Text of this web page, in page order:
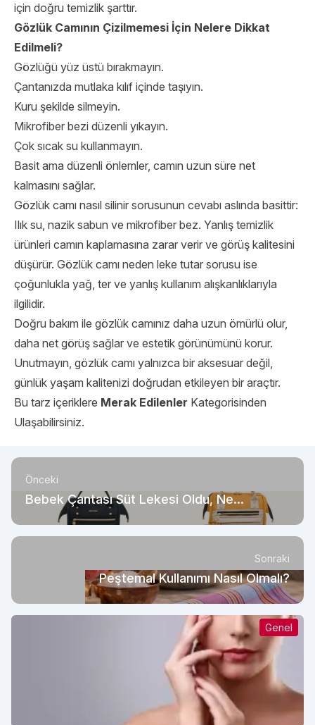
için doğru temizlik şarttır.
Gözlük Camının Çizilmemesi İçin Nelere Dikkat
Edilmeli?
Gözlüğü yüz üstü bırakmayın.
Çantanızda mutlaka kılıf içinde taşıyın.
Kuru şekilde silmeyin.
Mikrofiber bezi düzenli yıkayın.
Çok sıcak su kullanmayın.
Basit ama düzenli önlemler, camın uzun süre net
kalmasını sağlar.
Gözlük camı nasıl silinir sorusunun cevabı aslında basittir:
Ilık su, nazik sabun ve mikrofiber bez. Yanlış temizlik
ürünleri camın kaplamasına zarar verir ve görüş kalitesini
düşürür. Gözlük camı neden leke tutar sorusu ise
çoğunlukla yağ, ter ve yanlış kullanım alışkanlıklarıyla
ilgilidir.
Doğru bakım ile gözlük camınız daha uzun ömürlü olur,
daha net görüş sağlar ve estetik görünümünü korur.
Unutmayın, gözlük camı yalnızca bir aksesuar değil,
günlük yaşam kalitenizi doğrudan etkileyen bir araçtır.
Bu tarz içeriklere Merak Edilenler Kategorisinden
Ulaşabilirsiniz.
Önceki
Bebek Çantası Süt Lekesi Oldu, Ne
Yapmalıyım?
Sonraki
Peştemal Kullanımı Nasıl Olmalı?
Genel